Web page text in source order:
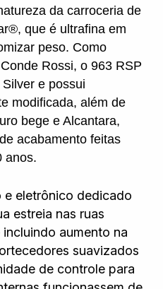
da carroceria de
que é ultrafina em
peso. Como
Rossi, o 963 RSP
e possui
modificada, além de
bege e Alcantara,
acabamento feitas
anos.
e eletrônico dedicado
estreia nas ruas
aumento na
suavizados
de controle para